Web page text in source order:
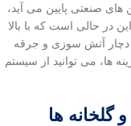
صنعتی پایین می آید،
در حالی است که با بالا
دچار آتش سوزی و جرقه
ها، می توانید از سیستم
گلخانه ها